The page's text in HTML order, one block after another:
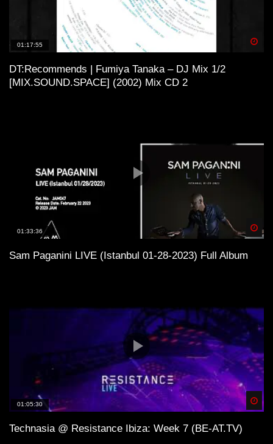
01:17:55
DT:Recommends | Fumiya Tanaka – DJ Mix 1/2
[MIX.SOUND.SPACE] (2002) Mix CD 2
01:33:36
Sam Paganini LIVE (Istanbul 01-28-2023) Full Album
01:05:30
Technasia @ Resistance Ibiza: Week 7 (BE-AT.TV)